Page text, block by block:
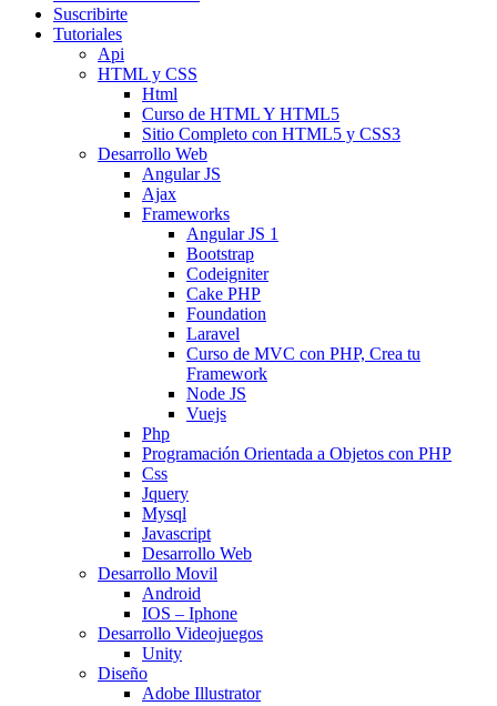
Suscribirte
Tutoriales
Api
HTML y CSS
Html
Curso de HTML Y HTML5
Sitio Completo con HTML5 y CSS3
Desarrollo Web
Angular JS
Ajax
Frameworks
Angular JS 1
Bootstrap
Codeigniter
Cake PHP
Foundation
Laravel
Curso de MVC con PHP, Crea tu
Framework
Node JS
Vuejs
Php
Programación Orientada a Objetos con PHP
Css
Jquery
Mysql
Javascript
Desarrollo Web
Desarrollo Movil
Android
IOS – Iphone
Desarrollo Videojuegos
Unity
Diseño
Adobe Illustrator